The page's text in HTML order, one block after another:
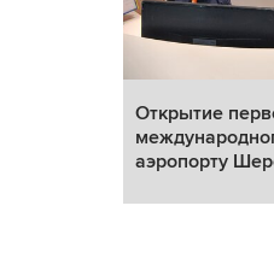
Открытие
аэропорту